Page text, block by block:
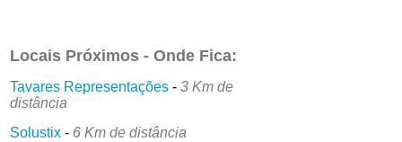
Locais Próximos - Onde Fica:
Tavares Representações -3 Km de
distância
Solustix - 6 Km de distância